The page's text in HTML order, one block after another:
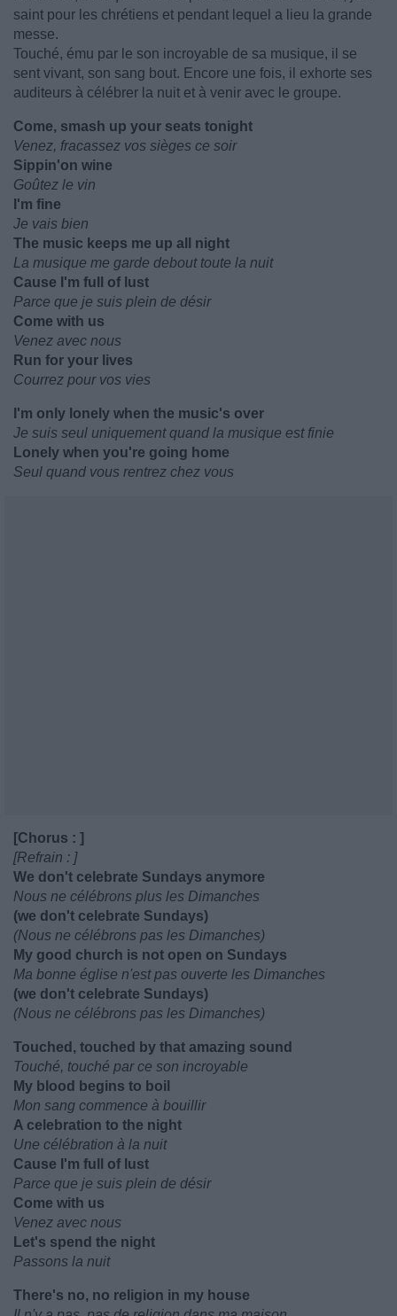
saint pour les chrétiens et pendant lequel a lieu la grande
messe.
Touché, ému par le son incroyable de sa musique, il se
sent vivant, son sang bout. Encore une fois, il exhorte ses
auditeurs à célébrer la nuit et à venir avec le groupe.
Come, smash up your seats tonight
Venez, fracassez vos sièges ce soir
Sippin'on wine
Goûtez le vin
I'm fine
Je vais bien
The music keeps me up all night
La musique me garde debout toute la nuit
Cause I'm full of lust
Parce que je suis plein de désir
Come with us
Venez avec nous
Run for your lives
Courrez pour vos vies
I'm only lonely when the music's over
Je suis seul uniquement quand la musique est finie
Lonely when you're going home
Seul quand vous rentrez chez vous
[Chorus : ]
[Refrain : ]
We don't celebrate Sundays anymore
Nous ne célébrons plus les Dimanches
(we don't celebrate Sundays)
(Nous ne célébrons pas les Dimanches)
My good church is not open on Sundays
Ma bonne église n'est pas ouverte les Dimanches
(we don't celebrate Sundays)
(Nous ne célébrons pas les Dimanches)
Touched, touched by that amazing sound
Touché, touché par ce son incroyable
My blood begins to boil
Mon sang commence à bouillir
A celebration to the night
Une célébration à la nuit
Cause I'm full of lust
Parce que je suis plein de désir
Come with us
Venez avec nous
Let's spend the night
Passons la nuit
There's no, no religion in my house